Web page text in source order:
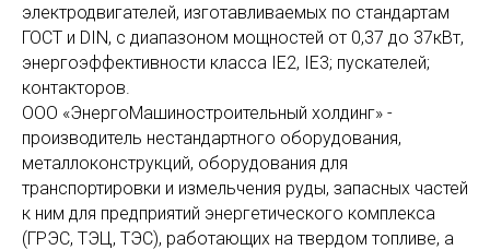
электродвигателей, изготавливаемых по стандартам
ГОСТ и DIN, с диапазоном мощностей от 0,37 до 37кВт,
энергоэффективности класса IE2, IE3; пускателей;
контакторов.
ООО «ЭнергоМашиностроительный холдинг» -
производитель нестандартного оборудования,
металлоконструкций, оборудования для
транспортировки и измельчения руды, запасных частей
к ним для предприятий энергетического комплекса
(ГРЭС, ТЭЦ, ТЭС), работающих на твердом топливе, а